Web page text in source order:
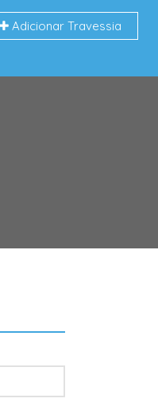
Adicionar Travessia